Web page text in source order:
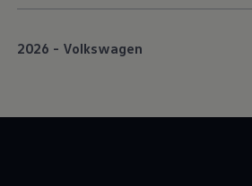
2026 - Volkswagen